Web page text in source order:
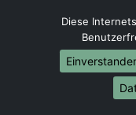
Umzüge-
Umzug von
Umzug von
Umzug von
Diese